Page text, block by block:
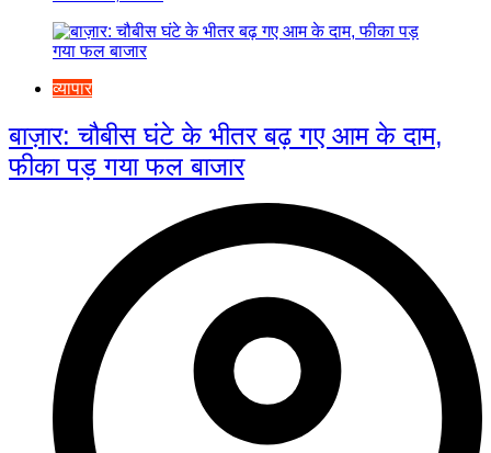
व्यापार
बाज़ार: चौबीस घंटे के भीतर बढ़ गए आम के दाम,
फीका पड़ गया फल बाजार